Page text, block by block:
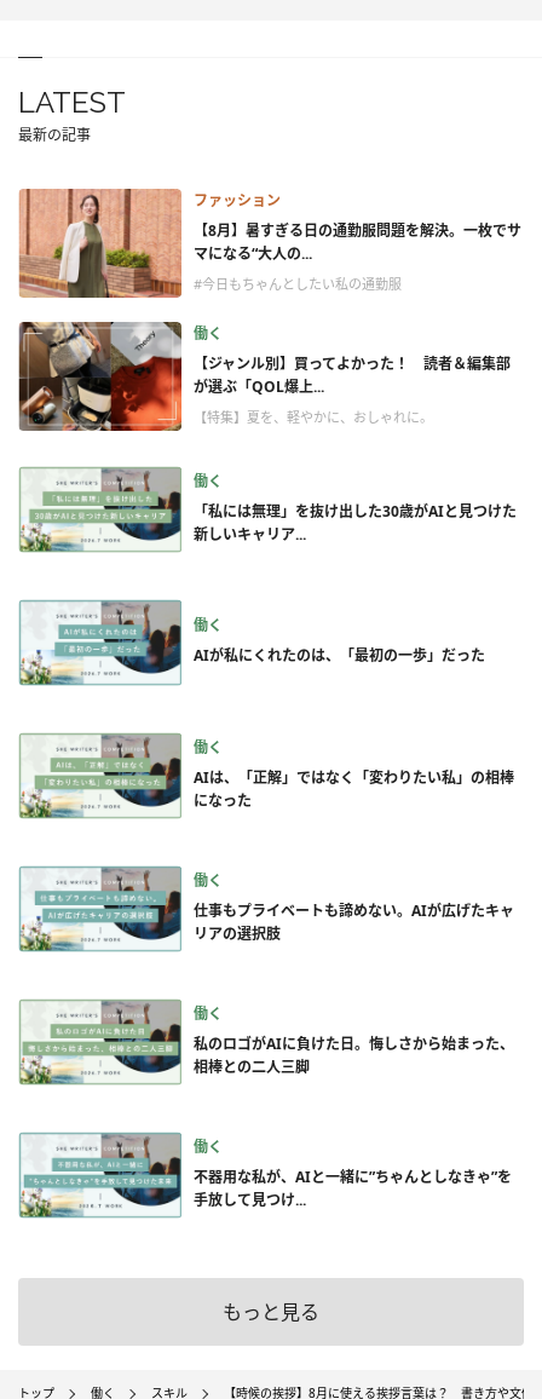
LATEST
最新の記事
ファッション
【8月】暑すぎる日の通勤服問題を解決。一枚でサ
マになる“大人の...
#今日もちゃんとしたい私の通勤服
働く
【ジャンル別】買ってよかった！ 読者＆編集部
が選ぶ「QOL爆上...
【特集】夏を、軽やかに、おしゃれに。
働く
「私には無理」を抜け出した30歳がAIと見つけた
新しいキャリア...
働く
AIが私にくれたのは、「最初の一歩」だった
働く
AIは、「正解」ではなく「変わりたい私」の相棒
になった
働く
仕事もプライベートも諦めない。AIが広げたキャ
リアの選択肢
働く
私のロゴがAIに負けた日。悔しさから始まった、
相棒との二人三脚
働く
不器用な私が、AIと一緒に”ちゃんとしなきゃ”を
手放して見つけ...
もっと見る
トップ 働く スキル 【時候の挨拶】8月に使える挨拶言葉は？ 書き方や文例